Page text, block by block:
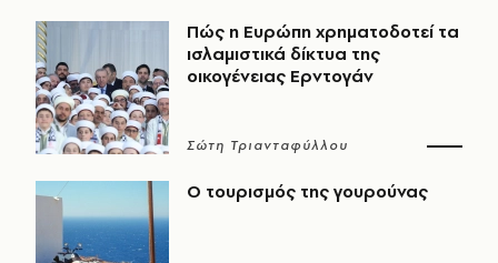
Πώς η Ευρώπη χρηματοδοτεί τα
ισλαμιστικά δίκτυα της
οικογένειας Ερντογάν
Σώτη Τριανταφύλλου
Ο τουρισμός της γουρούνας